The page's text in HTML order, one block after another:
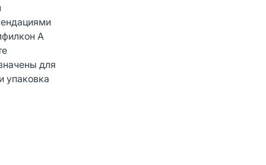
А
для
упаковка